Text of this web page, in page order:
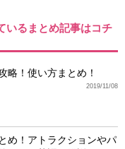
いるまとめ記事はコチ
略！使い方まとめ！
2019/11/08
め！アトラクションやパ